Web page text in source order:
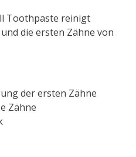
Toothpaste reinigt
die ersten Zähne von
der ersten Zähne
Zähne